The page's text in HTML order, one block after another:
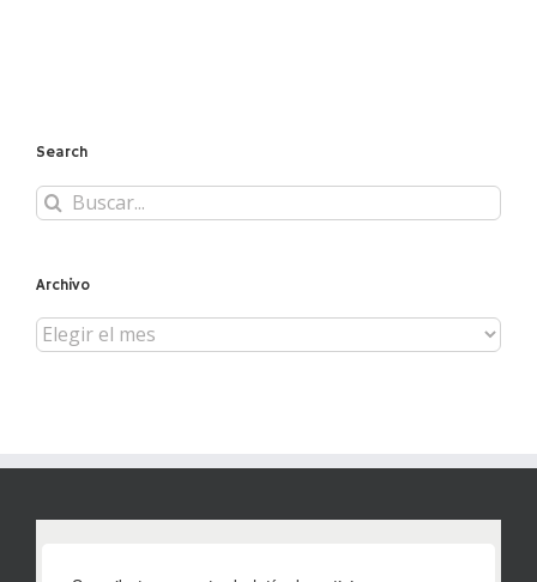
Search
Buscar:
Archivo
Archivo